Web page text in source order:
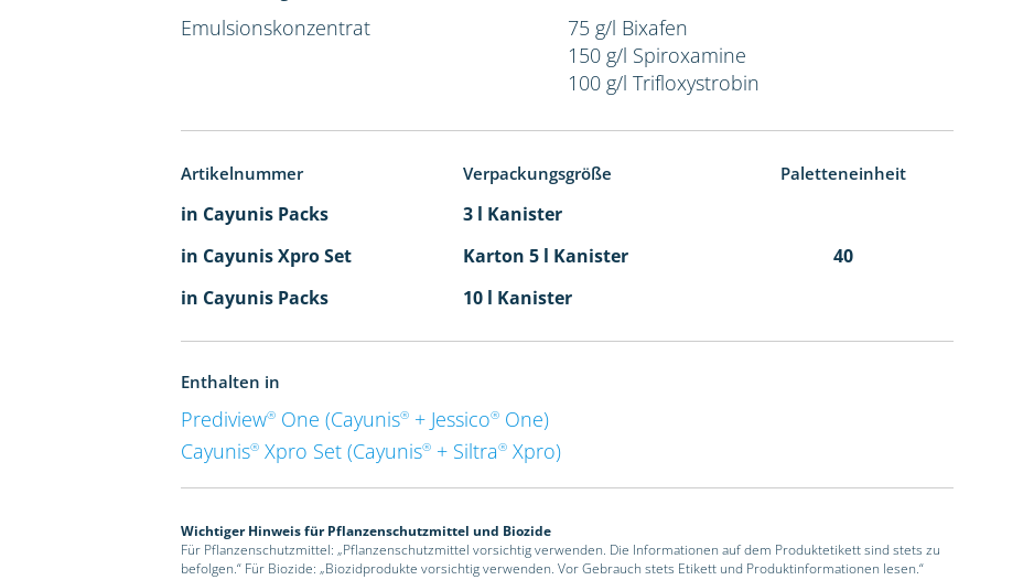
Emulsionskonzentrat
75 g/l Bixafen
150 g/l Spiroxamine
100 g/l Trifloxystrobin
Artikelnummer Verpackungsgröße Paletteneinheit
in Cayunis Packs
3 l Kanister
in Cayunis Xpro Set
Karton 5 l Kanister
40
in Cayunis Packs
10 l Kanister
Enthalten in
Prediview® One (Cayunis® + Jessico® One)
Cayunis® Xpro Set (Cayunis® + Siltra® Xpro)
Wichtiger Hinweis für Pflanzenschutzmittel und Biozide
Für Pflanzenschutzmittel: „Pflanzenschutzmittel vorsichtig verwenden. Die Informationen auf dem Produktetikett sind stets zu
befolgen.“ Für Biozide: „Biozidprodukte vorsichtig verwenden. Vor Gebrauch stets Etikett und Produktinformationen lesen.“